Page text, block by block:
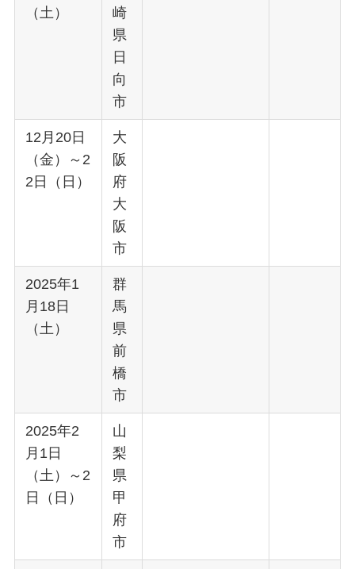
（土）
崎
県
日
向
市
12月20日
（金）～2
2日（日）
大
阪
府
大
阪
市
2025年1
月18日
（土）
群
馬
県
前
橋
市
2025年2
月1日
（土）～2
日（日）
山
梨
県
甲
府
市